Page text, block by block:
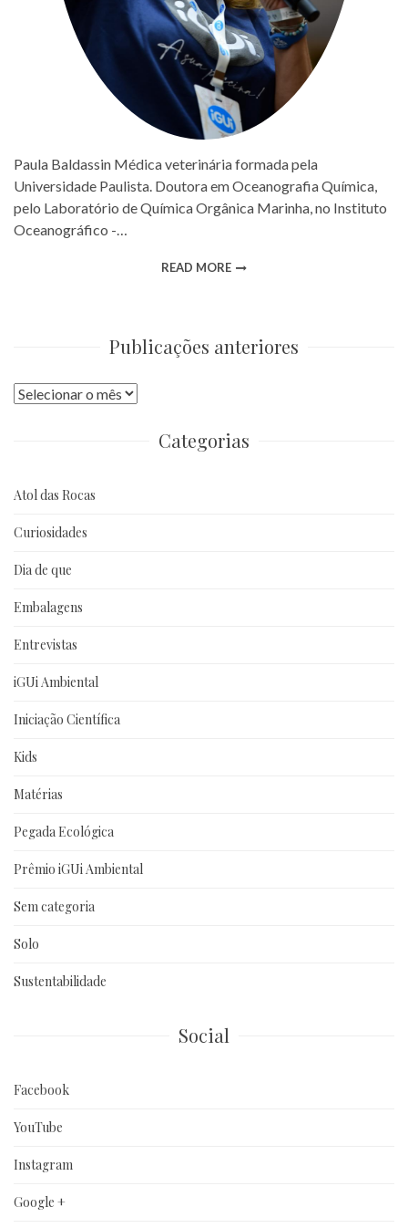
Paula Baldassin Médica veterinária formada pela
Universidade Paulista. Doutora em Oceanografia Química,
pelo Laboratório de Química Orgânica Marinha, no Instituto
Oceanográfico -…
READ MORE
Publicações anteriores
Publicações
Categorias
Atol das Rocas
Curiosidades
Dia de que
Embalagens
Entrevistas
iGUi Ambiental
Iniciação Científica
Kids
Matérias
Pegada Ecológica
Prêmio iGUi Ambiental
Sem categoria
Solo
Sustentabilidade
Social
Facebook
YouTube
Instagram
Google +